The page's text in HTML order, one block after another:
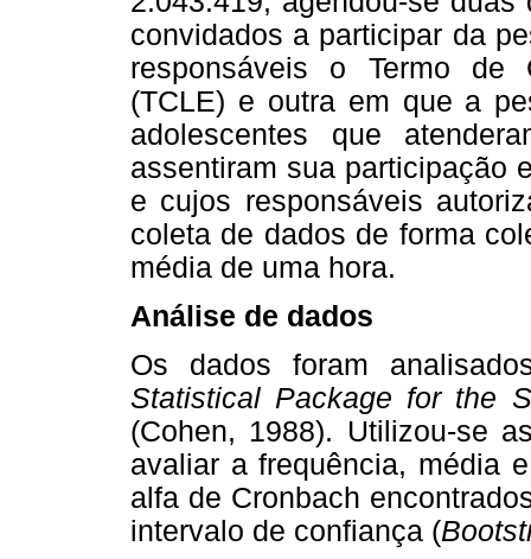
convidados a participar da
responsáveis o Termo de
(TCLE) e outra em que a
adolescentes que
assentiram sua participação
e cujos responsáveis
coleta de dados de forma
média de uma hora.
Análise de dados
Os dados foram
Statistical Package for the
(Cohen, 1988). Utilizou-se
avaliar a frequência, média
alfa de Cronbach
intervalo de confiança (